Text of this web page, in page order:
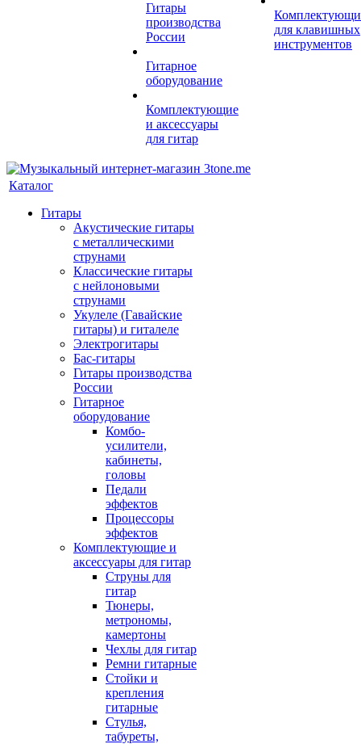
Гитары
производства
России
Гитарное
оборудование
Комплектующие
и аксессуары
для гитар
для клавишных
инструментов
Каталог
Гитары
Акустические гитары
с металлическими
струнами
Классические гитары
с нейлоновыми
струнами
Укулеле (Гавайские
гитары) и гиталеле
Электрогитары
Бас-гитары
Гитары производства
России
Гитарное
оборудование
Комбо-
усилители,
кабинеты,
головы
Педали
эффектов
Процессоры
эффектов
Комплектующие и
аксессуары для гитар
Струны для
гитар
Тюнеры,
метрономы,
камертоны
Чехлы для гитар
Ремни гитарные
Стойки и
крепления
гитарные
Стулья,
табуреты,